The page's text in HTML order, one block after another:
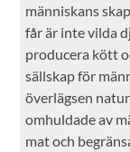
människans
får är inte vilda
producera kött
sällskap för
överlägsen
omhuldade av
mat och